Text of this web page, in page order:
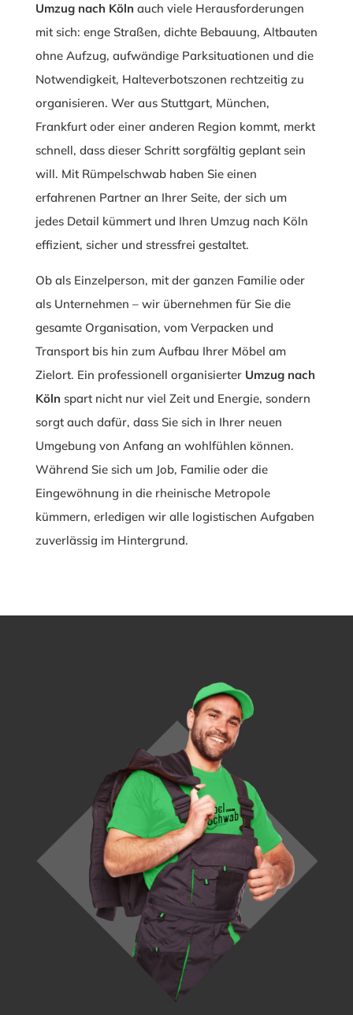
Umzug nach Köln auch viele Herausforderungen
mit sich: enge Straßen, dichte Bebauung, Altbauten
ohne Aufzug, aufwändige Parksituationen und die
Notwendigkeit, Halteverbotszonen rechtzeitig zu
organisieren. Wer aus Stuttgart, München,
Frankfurt oder einer anderen Region kommt, merkt
schnell, dass dieser Schritt sorgfältig geplant sein
will. Mit Rümpelschwab haben Sie einen
erfahrenen Partner an Ihrer Seite, der sich um
jedes Detail kümmert und Ihren Umzug nach Köln
effizient, sicher und stressfrei gestaltet.
Ob als Einzelperson, mit der ganzen Familie oder
als Unternehmen – wir übernehmen für Sie die
gesamte Organisation, vom Verpacken und
Transport bis hin zum Aufbau Ihrer Möbel am
Zielort. Ein professionell organisierter Umzug nach
Köln spart nicht nur viel Zeit und Energie, sondern
sorgt auch dafür, dass Sie sich in Ihrer neuen
Umgebung von Anfang an wohlfühlen können.
Während Sie sich um Job, Familie oder die
Eingewöhnung in die rheinische Metropole
kümmern, erledigen wir alle logistischen Aufgaben
zuverlässig im Hintergrund.